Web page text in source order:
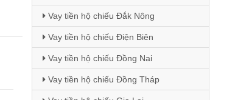
Vay tiền hộ chiếu Đắk Nông
Vay tiền hộ chiếu Điện Biên
Vay tiền hộ chiếu Đồng Nai
Vay tiền hộ chiếu Đồng Tháp